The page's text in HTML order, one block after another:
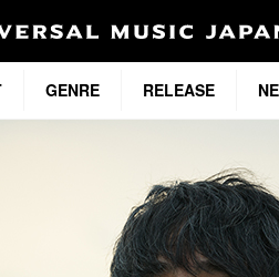
GENRE RELEASE